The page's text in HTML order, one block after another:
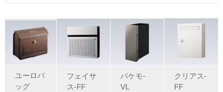
ユーロバ
ッグ
フェイサ
ス-FF
パケモ-
VL
クリアス-
FF